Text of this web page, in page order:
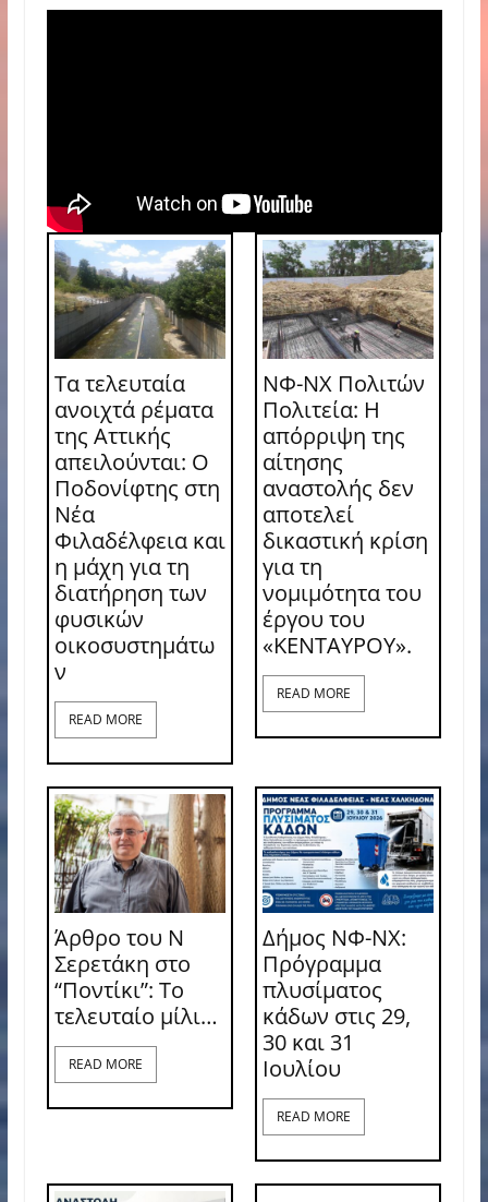
Τα τελευταία
ανοιχτά ρέματα
της Αττικής
απειλούνται: Ο
Ποδονίφτης στη
Νέα
Φιλαδέλφεια και
η μάχη για τη
διατήρηση των
φυσικών
οικοσυστημάτω
ν
READ MORE
ΝΦ-ΝΧ Πολιτών
Πολιτεία: Η
απόρριψη της
αίτησης
αναστολής δεν
αποτελεί
δικαστική κρίση
για τη
νομιμότητα του
έργου του
«ΚΕΝΤΑΥΡΟΥ».
READ MORE
Άρθρο του Ν
Σερετάκη στο
“Ποντίκι”: Το
τελευταίο μίλι…
READ MORE
Δήμος ΝΦ-ΝΧ:
Πρόγραμμα
πλυσίματος
κάδων στις 29,
30 και 31
Ιουλίου
READ MORE